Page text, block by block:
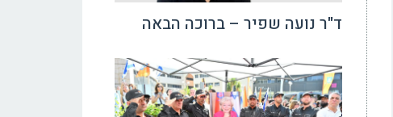
ד"ר נועה שפיר – ברוכה הבאה